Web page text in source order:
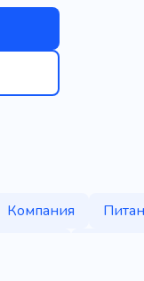
Компания